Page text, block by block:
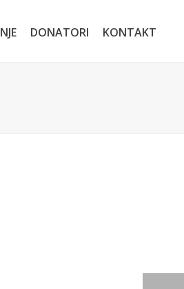
DONATORI KONTAKT